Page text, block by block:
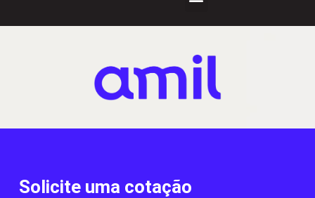
Solicite uma cotação